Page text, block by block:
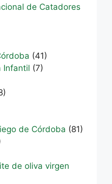
de Catadores
(41)
Infantil (7)
de Córdoba (81)
de oliva virgen